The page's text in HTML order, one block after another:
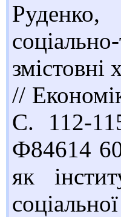
//
С. 112-
Ф84614
як